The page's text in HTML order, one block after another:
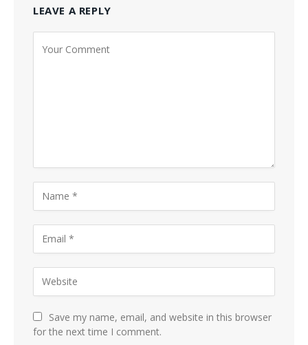
LEAVE A REPLY
Save my name, email, and website in this browser
for the next time I comment.